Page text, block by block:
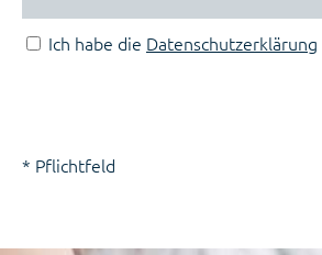
Ich habe die Datenschutzerklärung
* Pflichtfeld